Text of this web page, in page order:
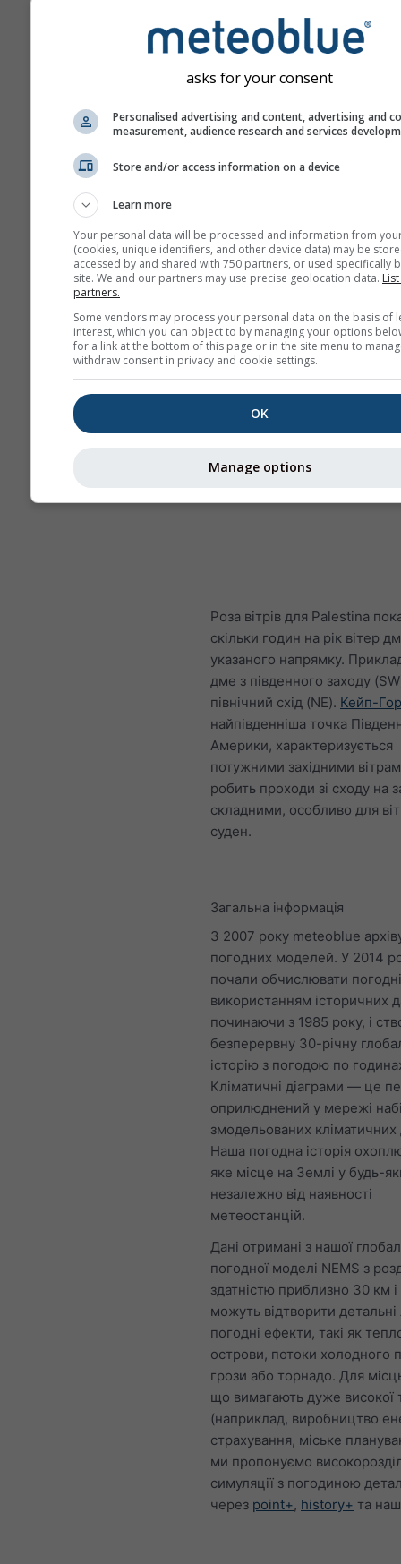
Роза вітрів для Palestina
скільки годин на рік вітер
указаного напрямку.
дме з південного заходу
північний схід (NE). Кейп-
найпівденніша точка
Америки, характеризується
потужними західними
робить проходи зі сходу на
складними, особливо для
суден.
Загальна інформація
З 2007 року meteoblue
погодних моделей. У 2014
почали обчислювати
використанням історичних
починаючи з 1985 року, і
безперервну 30-річну
історію з погодою по
Кліматичні діаграми — це
оприлюднений у мережі
змодельованих кліматичних
Наша погодна історія
яке місце на Землі у будь-
незалежно від наявності
метеостанцій.
Дані отримані з нашої
погодної моделі NEMS з
здатністю приблизно 30 км
можуть відтворити детальні
погодні ефекти, такі як
острови, потоки холодного
грози або торнадо. Для
що вимагають дуже високої
(наприклад, виробництво
страхування, міське
ми пропонуємо
симуляції з погодиною
через point+, history+ та
asks for your consent
Personalised advertising and content, advertising and
measurement, audience research and services
Store and/or access information on a device
Learn more
Your personal data will be processed and information from
(cookies, unique identifiers, and other device data) may be
accessed by and shared with 750 partners, or used specifically
site. We and our partners may use precise geolocation data.
partners.
Some vendors may process your personal data on the basis of
interest, which you can object to by managing your options
for a link at the bottom of this page or in the site menu to
withdraw consent in privacy and cookie settings.
OK
Manage options